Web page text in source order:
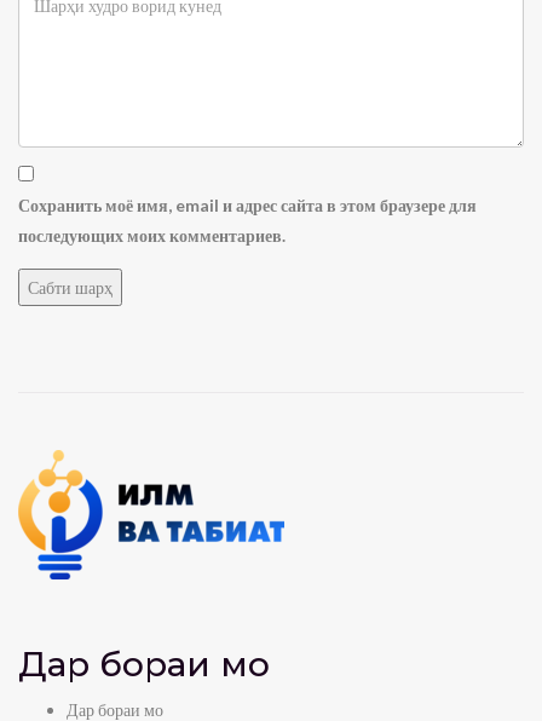
Сохранить моё имя, email и адрес сайта в этом браузере для
последующих моих комментариев.
Дар бораи мо
Дар бораи мо